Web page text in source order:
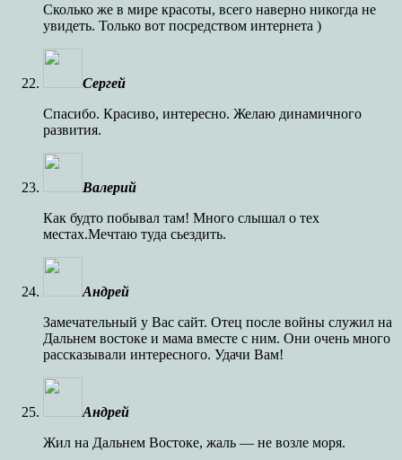
Сколько же в мире красоты, всего наверно никогда не
увидеть. Только вот посредством интернета )
Сергей
Спасибо. Красиво, интересно. Желаю динамичного
развития.
Валерий
Как будто побывал там! Много слышал о тех
местах.Мечтаю туда сьездить.
Андрей
Замечательный у Вас сайт. Отец после войны служил на
Дальнем востоке и мама вместе с ним. Они очень много
рассказывали интересного. Удачи Вам!
Андрей
Жил на Дальнем Востоке, жаль — не возле моря.